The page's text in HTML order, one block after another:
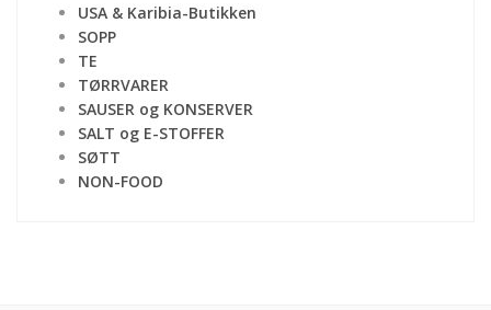
USA & Karibia-Butikken
SOPP
TE
TØRRVARER
SAUSER og KONSERVER
SALT og E-STOFFER
SØTT
NON-FOOD